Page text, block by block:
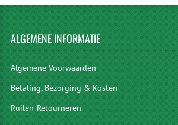
ALGEMENEINFORMATIE
Algemene Voorwaarden
Betaling, Bezorging & Kosten
Ruilen-Retourneren